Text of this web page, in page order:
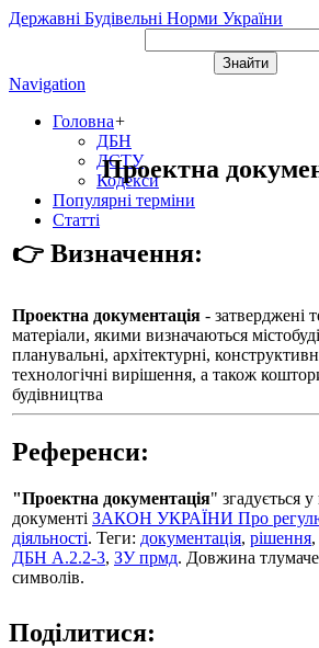
Державні Будівельні Норми України
Navigation
Головна+
ДБН
ДСТУ
Кодекси
Популярні терміни
Статті
Проектна
👉 Визначення:
Проектна документація - затверджені
матеріали, якими визначаються
планувальні, архітектурні,
технологічні вирішення, а також
будівництва
Референси:
"Проектна документація" згадується
документі ЗАКОН УКРАЇНИ Про
діяльності. Теги: документація, рішення,
ДБН А.2.2-3, ЗУ прмд. Довжина
символів.
Поділитися: